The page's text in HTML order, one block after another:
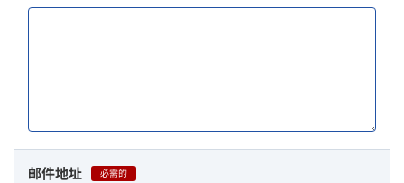
邮件地址 必需的